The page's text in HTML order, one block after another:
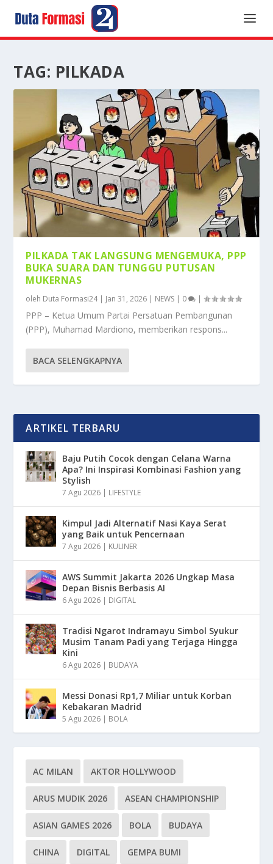
TAG: PILKADA
PILKADA TAK LANGSUNG MENGEMUKA, PPP
BUKA SUARA DAN TUNGGU PUTUSAN
MUKERNAS
oleh Duta Formasi24| Jan 31, 2026 | NEWS | 0 |
PPP – Ketua Umum Partai Persatuan Pembangunan
(PPP), Muhamad Mardiono, memberikan respons...
BACA SELENGKAPNYA
ARTIKEL TERBARU
Baju Putih Cocok dengan Celana Warna
Apa? Ini Inspirasi Kombinasi Fashion yang
Stylish
7 Agu 2026 | LIFESTYLE
Kimpul Jadi Alternatif Nasi Kaya Serat
yang Baik untuk Pencernaan
7 Agu 2026 | KULINER
AWS Summit Jakarta 2026 Ungkap Masa
Depan Bisnis Berbasis AI
6 Agu 2026 | DIGITAL
Tradisi Ngarot Indramayu Simbol Syukur
Musim Tanam Padi yang Terjaga Hingga
Kini
6 Agu 2026 | BUDAYA
Messi Donasi Rp1,7 Miliar untuk Korban
Kebakaran Madrid
5 Agu 2026 | BOLA
AC MILAN AKTOR HOLLYWOOD
ARUS MUDIK 2026 ASEAN CHAMPIONSHIP
ASIAN GAMES 2026 BOLA BUDAYA
CHINA DIGITAL GEMPA BUMI